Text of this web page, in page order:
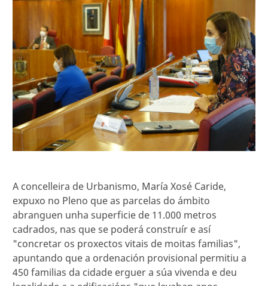
A concelleira de Urbanismo, María Xosé Caride,
expuxo no Pleno que as parcelas do ámbito
abranguen unha superficie de 11.000 metros
cadrados, nas que se poderá construír e así
"concretar os proxectos vitais de moitas familias",
apuntando que a ordenación provisional permitiu a
450 familias da cidade erguer a súa vivenda e deu